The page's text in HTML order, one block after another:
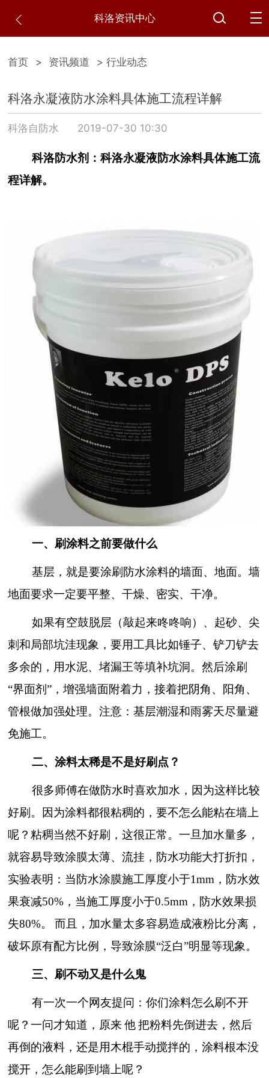
科洛资讯中心
首页 > 资讯频道 > 行业动态
科洛永凝液防水涂料具体施工流程详解
科洛自防水 2019-07-30 10:30
科洛防水剂：科洛永凝液防水涂料具体施工流
程详解。
一、刷涂料之前要做什么
基层，就是要涂刷防水涂料的墙面、地面。墙
地面要求一定要平整、干燥、密实、干净。
如果有空鼓脱层（敲起来咚咚响）、起砂、尖
刺和局部坑洼现象，要用工具比如锤子、铲刀铲去
多余的，用水泥、堵漏王等填补坑洞。然后涂刷
“界面剂”，增强墙面附着力，接着把阴角、阳角、
管根做加强处理。注意：基层潮湿和雨雾天尽量避
免施工。
二、涂料太稀是不是好刷点？
很多师傅在做防水时喜欢加水，因为这样比较
好刷。因为涂料都很粘稠的，要不怎么能粘在墙上
呢？粘稠当然不好刷，这很正常。一旦加水量多，
就容易导致涂膜太薄、流挂，防水功能大打折扣，
实验表明：当防水涂膜施工厚度小于1mm，防水效
果衰减50%，当施工厚度小于0.5mm，防水效果损
失80%。
而且，加水量太多容易造成液粉比分离，
破坏原有配方比例，导致涂膜“泛白”明显等现象。
三、刷不动又是什么鬼
有一次一个网友提问：你们涂料怎么刷不开
呢？一问才知道，原来 他 把粉料先倒进去，然后
再倒的液料，还是用木棍手动搅拌的，涂料根本没
搅开，怎么能刷到墙上呢？